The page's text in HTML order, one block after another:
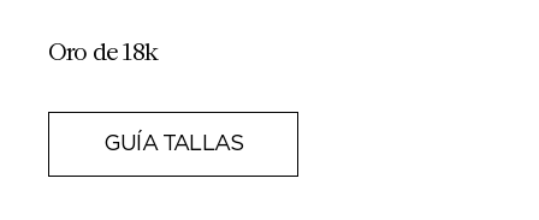
Oro de 18k
GUÍA TALLAS